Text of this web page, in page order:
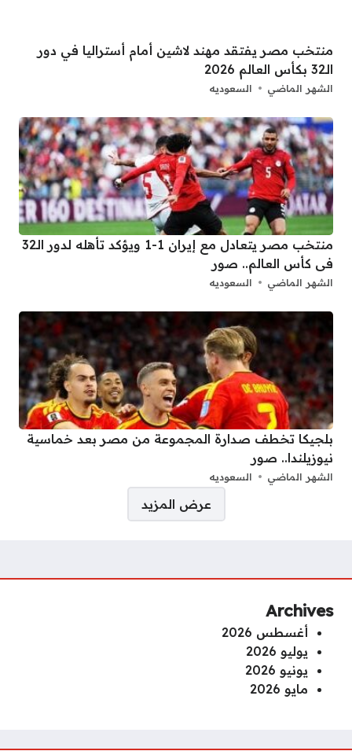
منتخب مصر يفتقد مهند لاشين أمام أستراليا في دور
الـ32 بكأس العالم 2026
الشهر الماضي السعوديه
منتخب مصر يتعادل مع إيران 1-1 ويؤكد تأهله لدور الـ32
فى كأس العالم.. صور
الشهر الماضي السعوديه
بلجيكا تخطف صدارة المجموعة من مصر بعد خماسية
نيوزيلندا.. صور
الشهر الماضي السعوديه
عرض المزيد
Archives
أغسطس 2026
يوليو 2026
يونيو 2026
مايو 2026